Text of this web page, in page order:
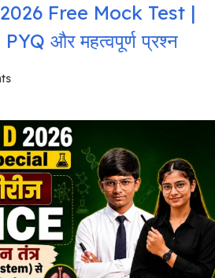
Free Mock Test |
PYQ और महत्वपूर्ण प्रश्न